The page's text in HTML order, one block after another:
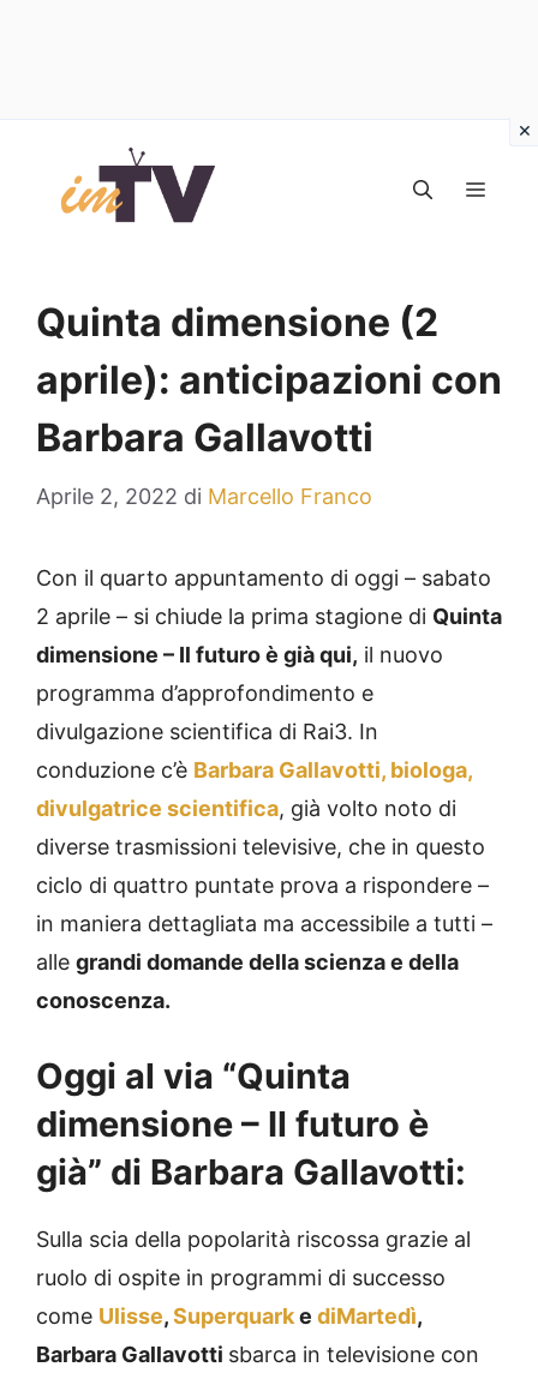
contenuto
Quinta dimensione (2
aprile): anticipazioni con
Barbara Gallavotti
Aprile 2, 2022 di Marcello Franco
Con il quarto appuntamento di oggi – sabato
2 aprile – si chiude la prima stagione di Quinta
dimensione – Il futuro è già qui, il nuovo
programma d’approfondimento e
divulgazione scientifica di Rai3. In
conduzione c’è Barbara Gallavotti, biologa,
divulgatrice scientifica, già volto noto di
diverse trasmissioni televisive, che in questo
ciclo di quattro puntate prova a rispondere –
in maniera dettagliata ma accessibile a tutti –
alle grandi domande della scienza e della
conoscenza.
Oggi al via “Quinta
dimensione – Il futuro è
già” di Barbara Gallavotti:
Sulla scia della popolarità riscossa grazie al
ruolo di ospite in programmi di successo
come Ulisse,Superquarke diMartedì,
Barbara Gallavotti sbarca in televisione con